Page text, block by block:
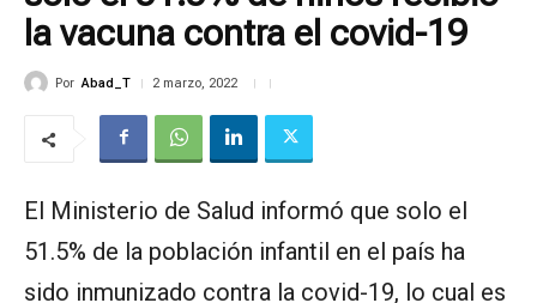
la vacuna contra el covid-19
Por Abad_T 2 marzo, 2022
El Ministerio de Salud informó que solo el
51.5% de la población infantil en el país ha
sido inmunizado contra la covid-19, lo cual es